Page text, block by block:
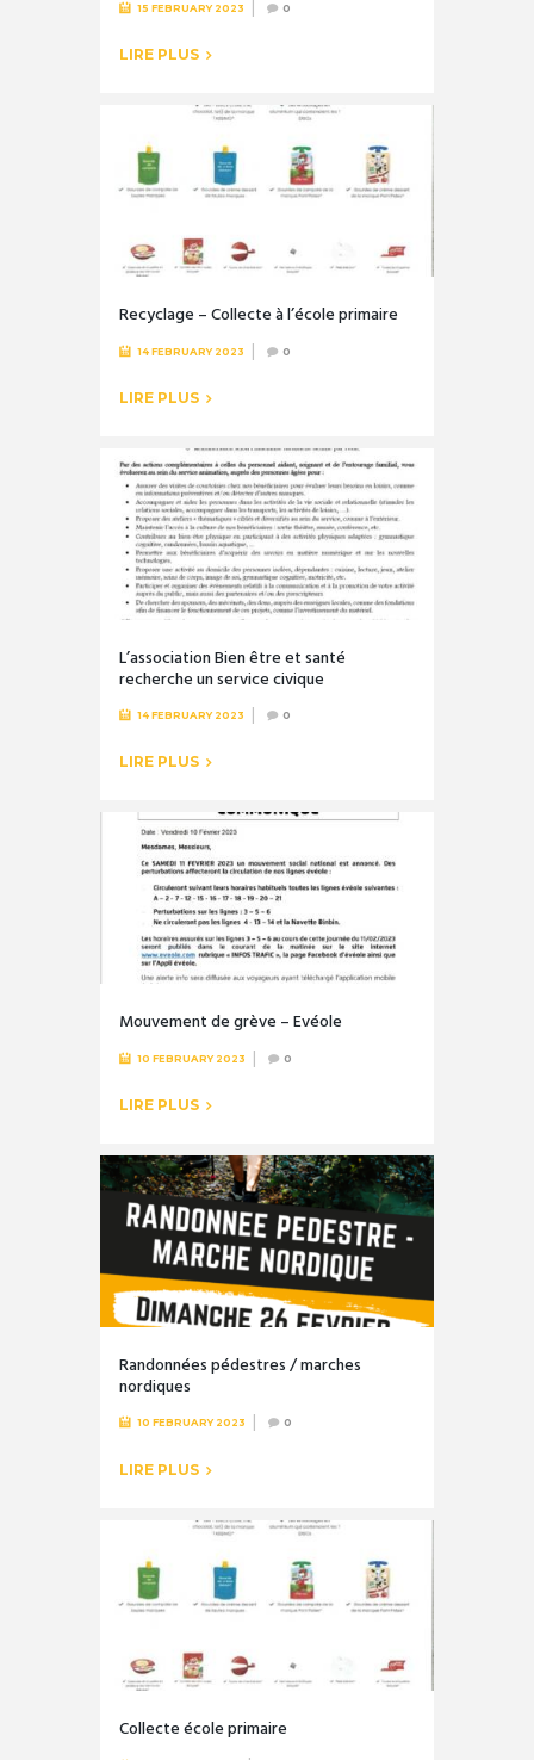
15 FEBRUARY 2023 0
LIRE PLUS
Recyclage – Collecte à l’école primaire
14 FEBRUARY 2023 0
LIRE PLUS
L’association Bien être et santé
recherche un service civique
14 FEBRUARY 2023 0
LIRE PLUS
Mouvement de grève – Evéole
10 FEBRUARY 2023 0
LIRE PLUS
Randonnées pédestres / marches
nordiques
10 FEBRUARY 2023 0
LIRE PLUS
Collecte école primaire